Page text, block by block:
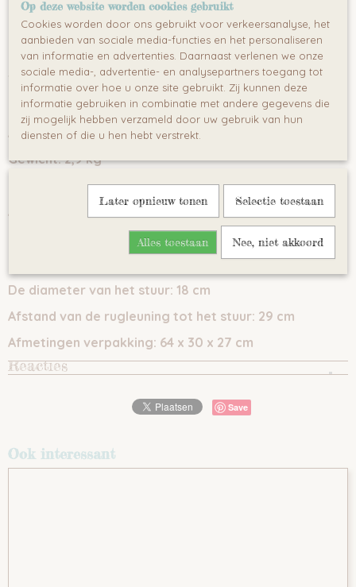
Zwenkbare voorwielen
Bescherming tegen kantelen
Technische data:
Leeftijdscategorie: 12-36 maanden
Afmetingen:62x27x44 cm
Gewicht:2,9 kg
Gewichtslimiet:25 kg
Afmetingen zitting:
18x24cm
Hoogte rugleuning: 17cm
De diameter van het stuur: 18 cm
Afstand van de rugleuning tot het stuur: 29 cm
Afmetingen verpakking: 64 x 30 x 27 cm
Reacties
Save
Ook interessant
Op deze website worden cookies gebruikt
Cookies worden door ons gebruikt voor verkeersanalyse, het
aanbieden van sociale media-functies en het personaliseren
van informatie en advertenties. Daarnaast verlenen we onze
sociale media-, advertentie- en analysepartners toegang tot
informatie over hoe u onze site gebruikt. Zij kunnen deze
informatie gebruiken in combinatie met andere gegevens die
zij mogelijk hebben verzameld door uw gebruik van hun
diensten of die u hen hebt verstrekt.
Later opnieuw tonen Selectie toestaan
Alles toestaan Nee, niet akkoord